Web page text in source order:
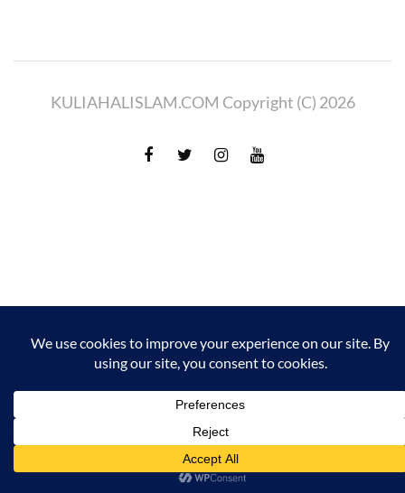
KULIAHALISLAM.COM Copyright (C) 2026